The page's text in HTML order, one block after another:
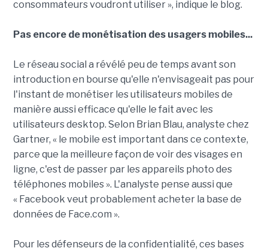
consommateurs voudront utiliser », indique le blog.
Pas encore de monétisation des usagers mobiles...
Le réseau social a révélé peu de temps avant son
introduction en bourse qu'elle n'envisageait pas pour
l'instant de monétiser les utilisateurs mobiles de
manière aussi efficace qu'elle le fait avec les
utilisateurs desktop. Selon Brian Blau, analyste chez
Gartner, « le mobile est important dans ce contexte,
parce que la meilleure façon de voir des visages en
ligne, c'est de passer par les appareils photo des
téléphones mobiles ». L'analyste pense aussi que
« Facebook veut probablement acheter la base de
données de Face.com ».
Pour les défenseurs de la confidentialité, ces bases